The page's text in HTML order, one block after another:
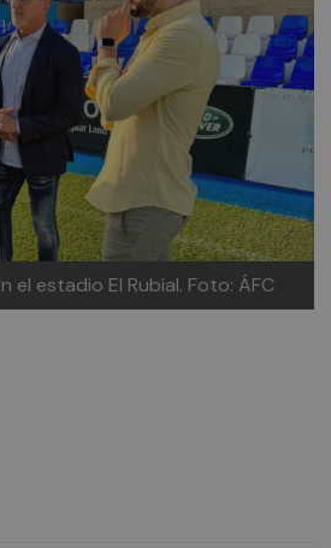
el estadio El Rubial. Foto: ÁFC